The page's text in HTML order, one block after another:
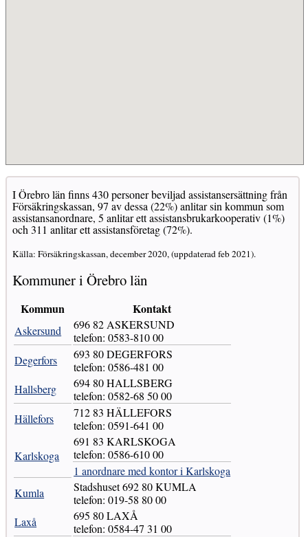
I Örebro län finns 430 personer beviljad assistansersättning från
Försäkringskassan, 97 av dessa (22%) anlitar sin kommun som
assistansanordnare, 5 anlitar ett assistansbrukarkooperativ (1%)
och 311 anlitar ett assistansföretag (72%).
Källa: Försäkringskassan, december 2020, (uppdaterad feb 2021).
Kommuner i Örebro län
Kommun Kontakt
Askersund
696 82 ASKERSUND
telefon: 0583-810 00
Degerfors
693 80 DEGERFORS
telefon: 0586-481 00
Hallsberg
694 80 HALLSBERG
telefon: 0582-68 50 00
Hällefors
712 83 HÄLLEFORS
telefon: 0591-641 00
Karlskoga
691 83 KARLSKOGA
telefon: 0586-610 00
1 anordnare med kontor i Karlskoga
Kumla
Stadshuset 692 80 KUMLA
telefon: 019-58 80 00
Laxå
695 80 LAXÅ
telefon: 0584-47 31 00